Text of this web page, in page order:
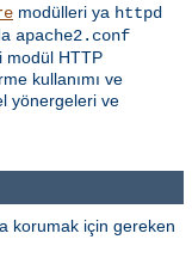
modülleri ya httpd
apache2.conf
modül HTTP
kullanımı ve
yönergeleri ve
korumak için gereken